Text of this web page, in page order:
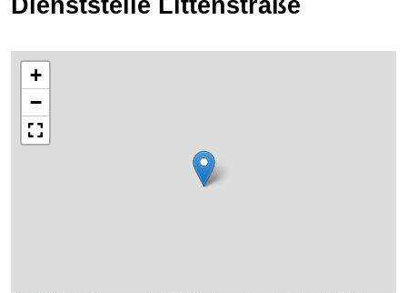
Dienststelle Littenstraße
+
−